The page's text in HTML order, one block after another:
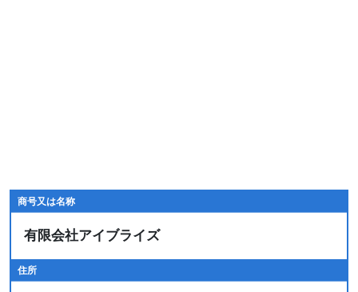
商号又は名称
有限会社アイブライズ
住所